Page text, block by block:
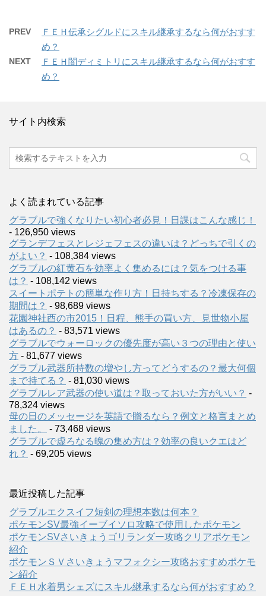
PREV
ＦＥＨ伝承シグルドにスキル継承するなら何がおすす
め？
NEXT
ＦＥＨ闇ディミトリにスキル継承するなら何がおすす
め？
サイト内検索
よく読まれている記事
グラブルで強くなりたい初心者必見！日課はこんな感じ！
- 126,950 views
グランデフェスとレジェフェスの違いは？どっちで引くの
がよい？ - 108,384 views
グラブルの紅黄石を効率よく集めるには？気をつける事
は？ - 108,142 views
スイートポテトの簡単な作り方！日持ちする？冷凍保存の
期間は？ - 98,689 views
花園神社酉の市2015！日程、熊手の買い方、見世物小屋
はあるの？ - 83,571 views
グラブルでウォーロックの優先度が高い３つの理由と使い
方 - 81,677 views
グラブル武器所持数の増やし方ってどうするの？最大何個
まで持てる？ - 81,030 views
グラブルレア武器の使い道は？取っておいた方がいい？ -
78,324 views
母の日のメッセージを英語で贈るなら？例文と格言まとめ
ました。
- 73,468 views
グラブルで虚ろなる魄の集め方は？効率の良いクエはど
れ？ - 69,205 views
最近投稿した記事
グラブルエクスイフ短剣の理想本数は何本？
ポケモンSV最強イーブイソロ攻略で使用したポケモン
ポケモンSVさいきょうゴリランダー攻略クリアポケモン
紹介
ポケモンＳＶさいきょうマフォクシー攻略おすすめポケモ
ン紹介
ＦＥＨ水着男シェズにスキル継承するなら何がおすすめ？